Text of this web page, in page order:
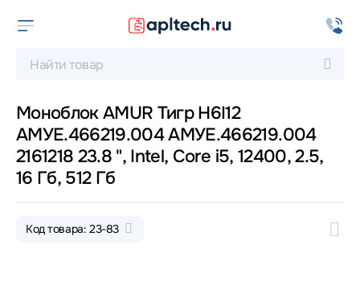
Моноблок AMUR Тигр H6I12
АМУЕ.466219.004 АМУЕ.466219.004
2161218 23.8 ", Intel, Core i5, 12400, 2.5,
16 Гб, 512 Гб
Код товара: 23-83